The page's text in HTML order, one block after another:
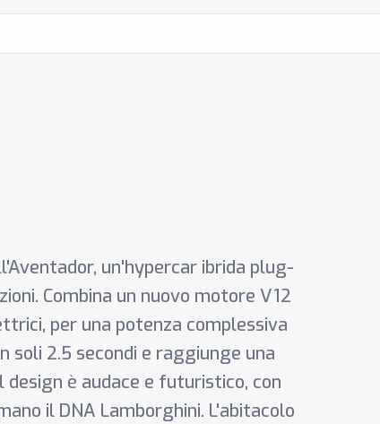
un'hypercar ibrida plug-
Combina un nuovo motore V12
per una potenza complessiva
soli 2.5 secondi e raggiunge una
è audace e futuristico, con
il DNA Lamborghini. L'abitacolo